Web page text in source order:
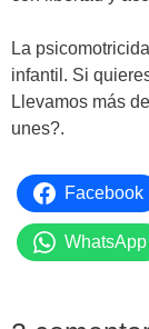
La
infantil. Si
Llevamos más
unes?.
Facebook
WhatsApp